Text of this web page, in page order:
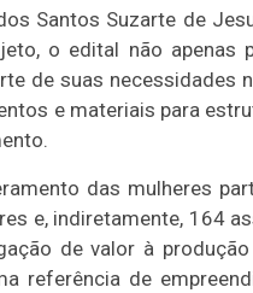
Santos Suzarte de
o edital não apenas
de suas
e materiais para
das mulheres
e, indiretamente, 164
de valor à
referência de